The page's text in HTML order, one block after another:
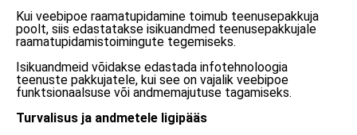
Kui veebipoe raamatupidamine toimub teenusepakkuja
poolt, siis edastatakse isikuandmed teenusepakkujale
raamatupidamistoimingute tegemiseks.
Isikuandmeid võidakse edastada infotehnoloogia
teenuste pakkujatele, kui see on vajalik veebipoe
funktsionaalsuse või andmemajutuse tagamiseks.
Turvalisus ja andmetele ligipääs